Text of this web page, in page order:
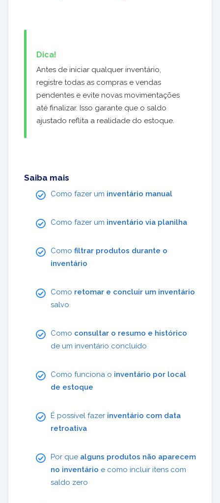
Dica!
Antes de iniciar qualquer inventário,
registre todas as compras e vendas
pendentes e evite novas movimentações
até finalizar. Isso garante que o saldo
ajustado reflita a realidade do estoque.
Saiba mais
Como fazer um inventário manual
Como fazer um inventário via planilha
Como filtrar produtos durante o
inventário
Como retomar e concluir um inventário
salvo
Como consultar o resumo e histórico
de um inventário concluído
Como funciona o inventário por local
de estoque
É possível fazer inventário com data
retroativa
Por que alguns produtos não aparecem
no inventário e como incluir itens com
saldo zero